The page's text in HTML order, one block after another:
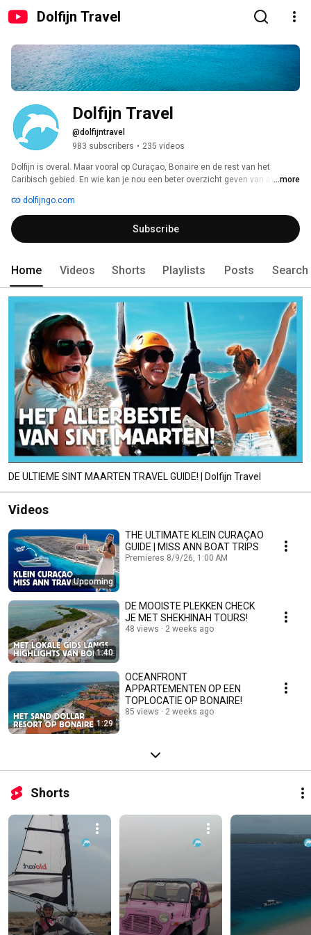
Dolfijn Travel
Dolfijn Travel
@dolfijntravel
983 subscribers • 235 videos
Dolfijn is overal. Maar vooral op Curaçao, Bonaire en de rest van het
Caribisch gebied. En wie kan je nou een beter overzicht geven van alle
Juist! Geniet op dit kanaal van de vetste travel video's, de leukste to-do's
en vertel ons wat je nog meer wil zien. Dolfijn Travel is onderdeel van
Dolfijn Media, het bedrijf achter het grootste Nederlandstalige radiostation
van Curaçao en Bonaire; benieuwd wat we daar allemaal doen? Check dan
...more
dolfijngo.com
Subscribe
Home Videos Shorts Playlists Posts Search
DE ULTIEME SINT MAARTEN TRAVEL GUIDE! | Dolfijn Travel
Videos
Upcoming
THE ULTIMATE KLEIN CURAÇAO
GUIDE | MISS ANN BOAT TRIPS
Premieres 8/9/26, 1:00 AM
1:40
DE MOOISTE PLEKKEN CHECK
JE MET SHEKHINAH TOURS!
48 views 2 weeks ago
1:29
OCEANFRONT
APPARTEMENTEN OP EEN
TOPLOCATIE OP BONAIRE!
85 views 2 weeks ago
Shorts